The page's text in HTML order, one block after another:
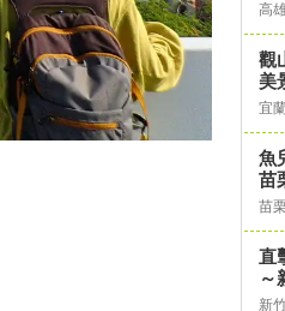
高
觀
美
宜
魚
苗
苗
直
～
新